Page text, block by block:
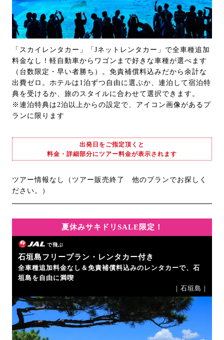
「スカイレンタカー」「Jネットレンタカー」で全車種追加
料金なし！軽自動車からワゴンまで好きな車種が選べます
（台数限定・早い者勝ち）。免責補償料込みだから余計な
出費ゼロ。ホテルは1泊ずつ自由に選ぶか、連泊して宿泊特
典を受けるか、旅のスタイルに合わせて選択できます。
※連泊特典は2泊以上からの設定で、アイコン画像があるプ
ランに限ります
出発日をご指定頂くと
料金・詳細部分にツアー料金が表示されます
ツアー情報なし（ツアー販売終了 他のプランでお探しく
ださい。）
夏休みサキドリSALE限定！
で飛ぶ
石垣島フリープラン・レンタカー付き
全車種追加料金なし＆免責補償料込みのレンタカーで、石
垣島を自由に満喫
｜石垣島｜